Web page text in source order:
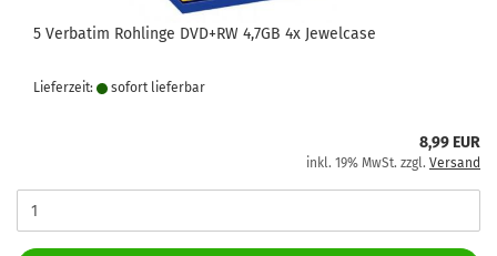
5 Verbatim Rohlinge DVD+RW 4,7GB 4x Jewelcase
Lieferzeit: sofort lie­fer­bar
8,99 EUR
inkl. 19% MwSt. zzgl. Versand